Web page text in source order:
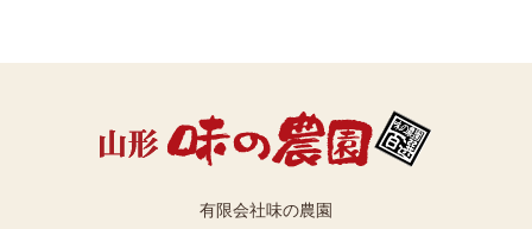
有限会社味の農園